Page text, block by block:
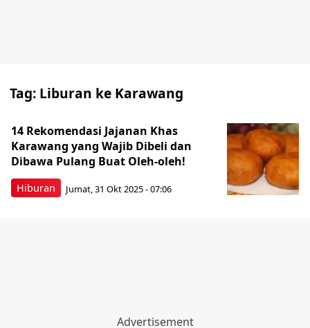
Tag: Liburan ke Karawang
Hiburan
14 Rekomendasi Jajanan Khas
Karawang yang Wajib Dibeli dan
Dibawa Pulang Buat Oleh-oleh!
Jumat, 31 Okt 2025 - 07:06